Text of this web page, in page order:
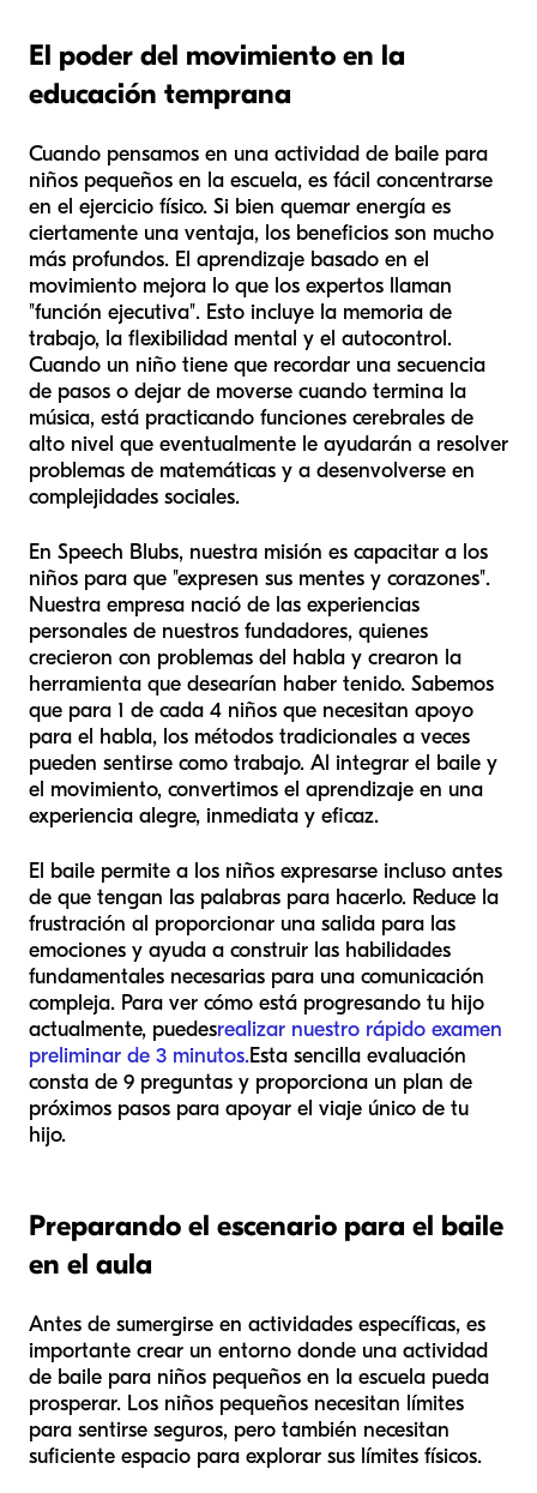
El poder del movimiento en la
educación temprana
Cuando pensamos en una actividad de baile para
niños pequeños en la escuela, es fácil concentrarse
en el ejercicio físico. Si bien quemar energía es
ciertamente una ventaja, los beneficios son mucho
más profundos. El aprendizaje basado en el
movimiento mejora lo que los expertos llaman
"función ejecutiva". Esto incluye la memoria de
trabajo, la flexibilidad mental y el autocontrol.
Cuando un niño tiene que recordar una secuencia
de pasos o dejar de moverse cuando termina la
música, está practicando funciones cerebrales de
alto nivel que eventualmente le ayudarán a resolver
problemas de matemáticas y a desenvolverse en
complejidades sociales.
En Speech Blubs, nuestra misión es capacitar a los
niños para que "expresen sus mentes y corazones".
Nuestra empresa nació de las experiencias
personales de nuestros fundadores, quienes
crecieron con problemas del habla y crearon la
herramienta que desearían haber tenido. Sabemos
que para 1 de cada 4 niños que necesitan apoyo
para el habla, los métodos tradicionales a veces
pueden sentirse como trabajo. Al integrar el baile y
el movimiento, convertimos el aprendizaje en una
experiencia alegre, inmediata y eficaz.
El baile permite a los niños expresarse incluso antes
de que tengan las palabras para hacerlo. Reduce la
frustración al proporcionar una salida para las
emociones y ayuda a construir las habilidades
fundamentales necesarias para una comunicación
compleja. Para ver cómo está progresando tu hijo
actualmente, puedesrealizar nuestro rápido examen
preliminar de 3 minutos.Esta sencilla evaluación
consta de 9 preguntas y proporciona un plan de
próximos pasos para apoyar el viaje único de tu
hijo.
Preparando el escenario para el baile
en el aula
Antes de sumergirse en actividades específicas, es
importante crear un entorno donde una actividad
de baile para niños pequeños en la escuela pueda
prosperar. Los niños pequeños necesitan límites
para sentirse seguros, pero también necesitan
suficiente espacio para explorar sus límites físicos.